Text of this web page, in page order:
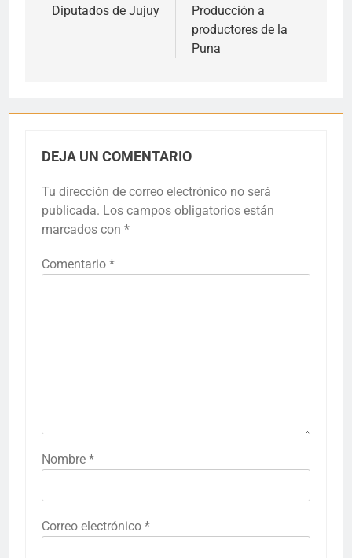
entradas
Diputados de Jujuy
Producción a
productores de la
Puna
DEJA UN COMENTARIO
Tu dirección de correo electrónico no será
publicada. Los campos obligatorios están
marcados con *
Comentario *
Nombre *
Correo electrónico *